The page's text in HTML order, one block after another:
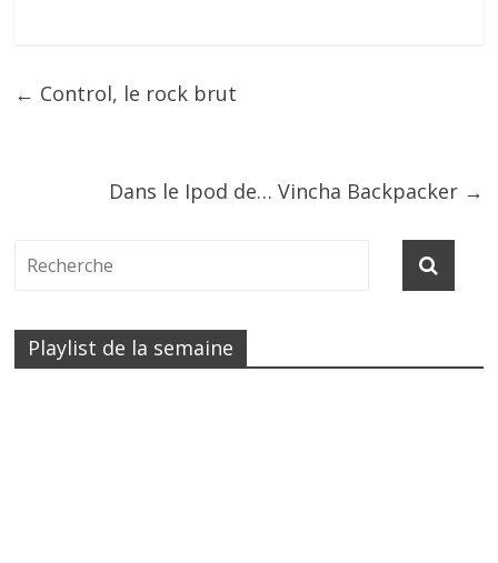
← Control, le rock brut
Dans le Ipod de… Vincha Backpacker →
Playlist de la semaine